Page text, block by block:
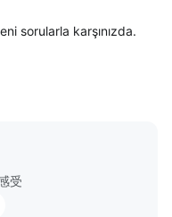
sorularla karşınızda.
受